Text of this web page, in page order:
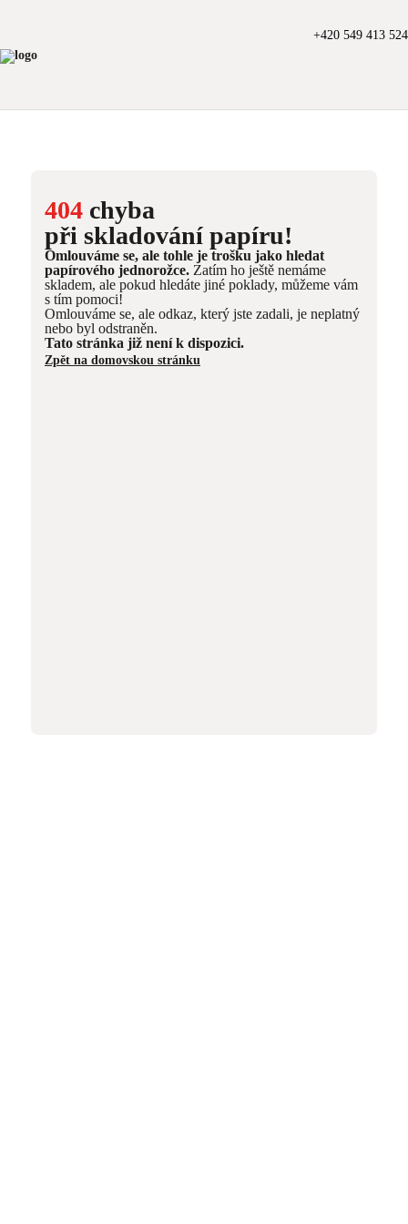
+420 549 413 524
404 chyba
při skladování papíru!
Omlouváme se, ale tohle je trošku jako hledat
papírového jednorožce. Zatím ho ještě nemáme
skladem, ale pokud hledáte jiné poklady, můžeme vám
s tím pomoci!
Omlouváme se, ale odkaz, který jste zadali, je neplatný
nebo byl odstraněn.
Tato stránka již není k dispozici.
Zpět na domovskou stránku